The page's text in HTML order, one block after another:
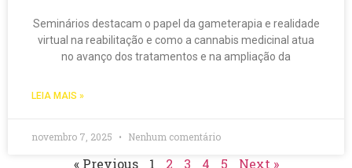
Seminários destacam o papel da gameterapia e realidade
virtual na reabilitação e como a cannabis medicinal atua
no avanço dos tratamentos e na ampliação da
LEIA MAIS »
novembro 7, 2025 Nenhum comentário
« Previous 1 2 3 4 5 Next »